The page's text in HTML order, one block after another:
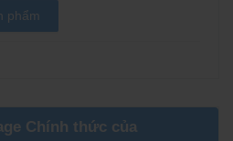
phẩm
Chính thức của